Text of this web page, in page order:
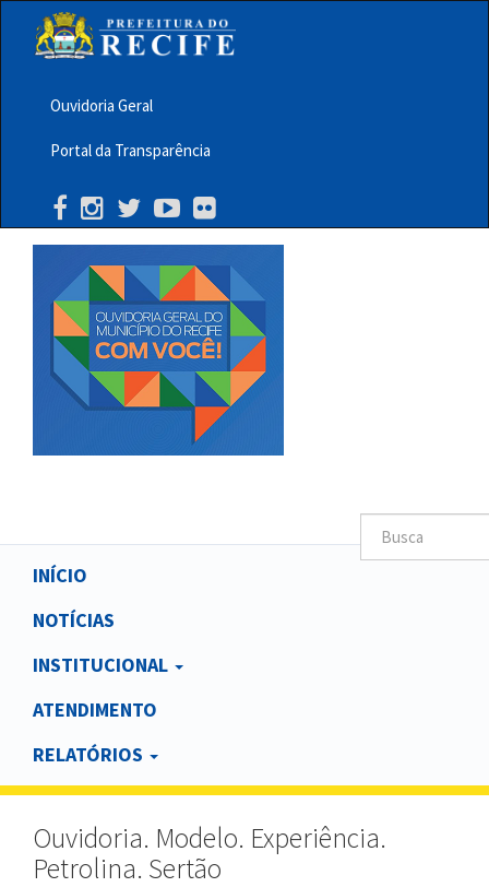
principalMenu
Barra
Topo
PCR
Ouvidoria Geral
Portal da Transparência
Main
navigation
INÍCIO
NOTÍCIAS
INSTITUCIONAL
ATENDIMENTO
RELATÓRIOS
Ouvidoria. Modelo. Experiência.
Petrolina. Sertão